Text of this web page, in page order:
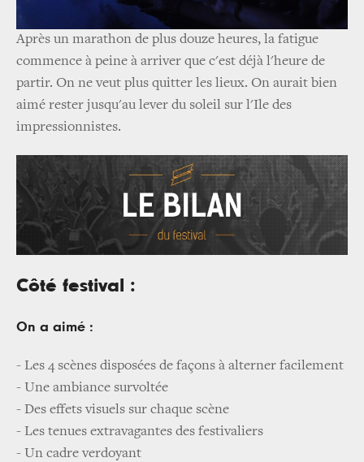
Après un marathon de plus douze heures, la fatigue
commence à peine à arriver que c'est déjà l'heure de
partir. On ne veut plus quitter les lieux. On aurait bien
aimé rester jusqu'au lever du soleil sur l'Ile des
impressionnistes.
Côté festival :
On a aimé :
- Les 4 scènes disposées de façons à alterner facilement
- Une ambiance survoltée
- Des effets visuels sur chaque scène
- Les tenues extravagantes des festivaliers
- Un cadre verdoyant